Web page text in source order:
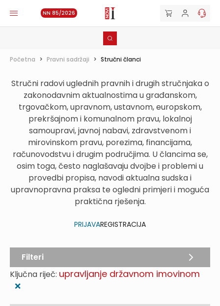
NN 85/2026
Početna > Pravni sadržaji > Stručni članci
Stručni radovi uglednih pravnih i drugih stručnjaka o
zakonodavnim aktualnostima u građanskom,
trgovačkom, upravnom, ustavnom, europskom,
prekršajnom i komunalnom pravu, lokalnoj
samoupravi, javnoj nabavi, zdravstvenom i
mirovinskom pravu, porezima, financijama,
računovodstvu i drugim područjima. U člancima se,
osim toga, često naglašavaju dvojbe i problemi u
provedbi propisa, navodi aktualna sudska i
upravnopravna praksa te ogledni primjeri i moguća
praktična rješenja.
PRIJAVAREGISTRACIJA
Ključna riječ: upravljanje državnom imovinom
❌
Filteri